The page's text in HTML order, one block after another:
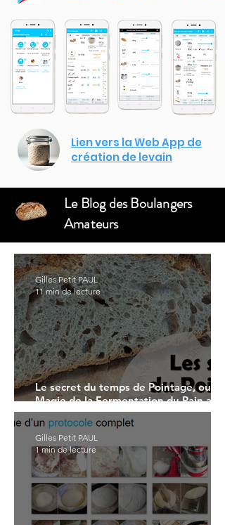
Lien vers la Web App de
création de levain
Le Blog des Boulangers
Amateurs
Le secret du temps de Pointage, ou la
Magie de la Fermentation du Pain au
levain sans pétrissage
Gilles Petit PAUL
11 min de lecture
Gilles Petit PAUL
1 min de lecture